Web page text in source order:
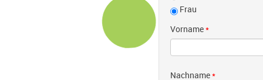
Frau
Vorname *
Nachname *